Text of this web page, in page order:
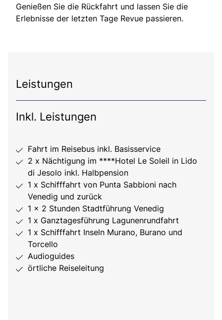
Genießen Sie die Rückfahrt und lassen Sie die
Erlebnisse der letzten Tage Revue passieren.
Leistungen
Inkl. Leistungen
Fahrt im Reisebus inkl. Basisservice
2 x Nächtigung im ****Hotel Le Soleil in Lido
di Jesolo inkl. Halbpension
1 x Schifffahrt von Punta Sabbioni nach
Venedig und zurück
1 x 2 Stunden Stadtführung Venedig
1 x Ganztagesführung Lagunenrundfahrt
1 x Schifffahrt Inseln Murano, Burano und
Torcello
Audioguides
örtliche Reiseleitung